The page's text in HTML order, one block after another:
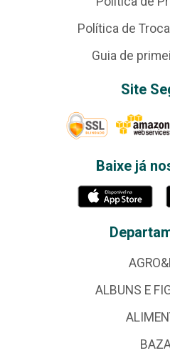
Política de
Guia de
Site
Baixe já
ALBUNS E